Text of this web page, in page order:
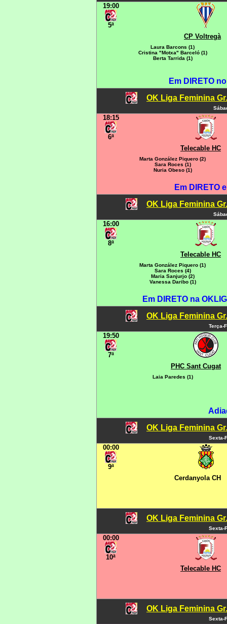
19:00
5ª
CP Voltregà
Laura Barcons (1)
Cristina "Motxa" Barceló (1)
Berta Tarrida (1)
Em DIRETO
OK Liga Feminina
18:15
6ª
Telecable HC
Marta González Piquero (2)
Sara Roces (1)
Nuria Obeso (1)
Em DIRETO
OK Liga Feminina
16:00
8ª
Telecable HC
Marta González Piquero (1)
Sara Roces (4)
Maria Sanjurjo (2)
Vanessa Daribo (1)
Em DIRETO na
OK Liga Feminina
Terça-
19:50
7ª
PHC Sant Cugat
Laia Paredes (1)
OK Liga Feminina
Sexta-
00:00
9ª
Cerdanyola CH
OK Liga Feminina
Sexta-
00:00
10ª
Telecable HC
OK Liga Feminina
Sexta-